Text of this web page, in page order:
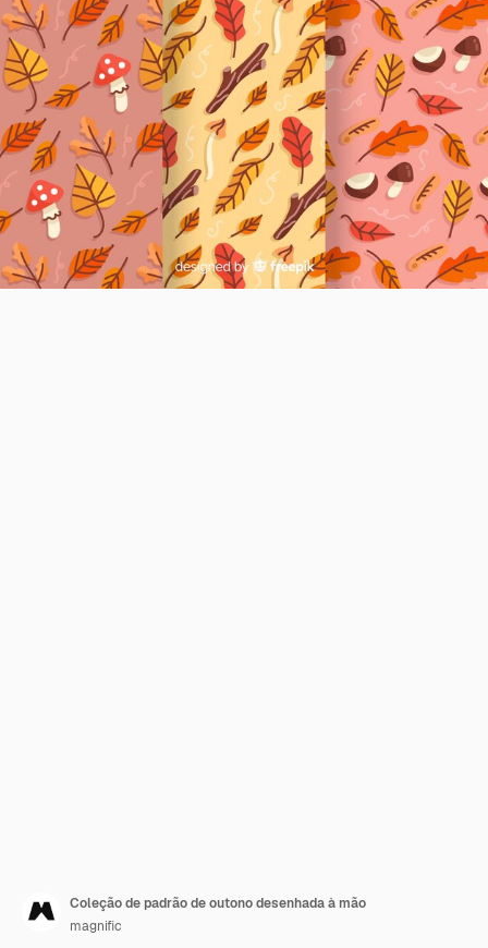
Coleção de padrão de outono desenhada à mão
magnific